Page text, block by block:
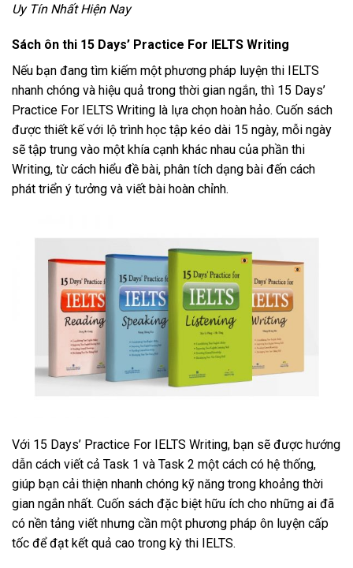
Uy Tín Nhất Hiện Nay
Sách ôn thi 15 Days’ Practice For IELTS Writing
Nếu bạn đang tìm kiếm một phương pháp luyện thi IELTS
nhanh chóng và hiệu quả trong thời gian ngắn, thì 15 Days’
Practice For IELTS Writing là lựa chọn hoàn hảo. Cuốn sách
được thiết kế với lộ trình học tập kéo dài 15 ngày, mỗi ngày
sẽ tập trung vào một khía cạnh khác nhau của phần thi
Writing, từ cách hiểu đề bài, phân tích dạng bài đến cách
phát triển ý tưởng và viết bài hoàn chỉnh.
Với 15 Days’ Practice For IELTS Writing, bạn sẽ được hướng
dẫn cách viết cả Task 1 và Task 2 một cách có hệ thống,
giúp bạn cải thiện nhanh chóng kỹ năng trong khoảng thời
gian ngắn nhất. Cuốn sách đặc biệt hữu ích cho những ai đã
có nền tảng viết nhưng cần một phương pháp ôn luyện cấp
tốc để đạt kết quả cao trong kỳ thi IELTS.